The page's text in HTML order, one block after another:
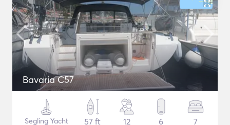
Bavaria C57
Segling Yacht
57 ft
12 6 7